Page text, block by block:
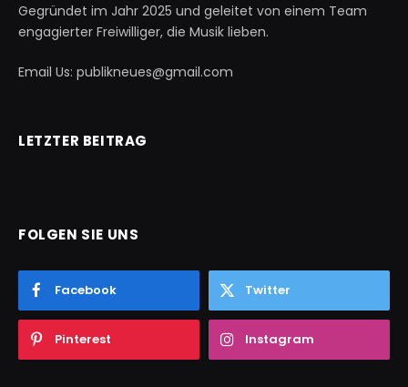
Gegründet im Jahr 2025 und geleitet von einem Team
engagierter Freiwilliger, die Musik lieben.
Email Us: publikneues@gmail.com
LETZTER BEITRAG
FOLGEN SIE UNS
Facebook Twitter
Pinterest Instagram